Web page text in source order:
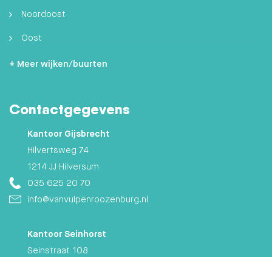
Noordoost
Oost
Zuidoost
Zuid
+ Meer wijken/buurten
Contactgegevens
Kantoor Gijsbrecht
Hilvertsweg 74
1214 JJ Hilversum
035 625 20 70
info@vanvulpenroozenburg.nl
Kantoor Seinhorst
Seinstraat 108